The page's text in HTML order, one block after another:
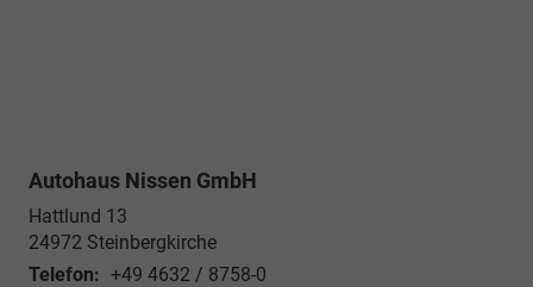
Autohaus Nissen GmbH
Hattlund 13
24972 Steinbergkirche
Telefon: +49 4632 / 8758-0